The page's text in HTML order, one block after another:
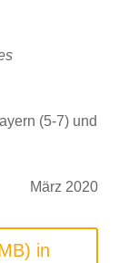
(5-7) und
März 2020
in